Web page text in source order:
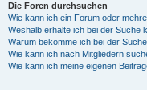
Die Foren durchsuchen
Wie kann ich ein Forum oder
Weshalb erhalte ich bei der Suche
Warum bekomme ich bei der
Wie kann ich nach Mitgliedern
Wie kann ich meine eigenen